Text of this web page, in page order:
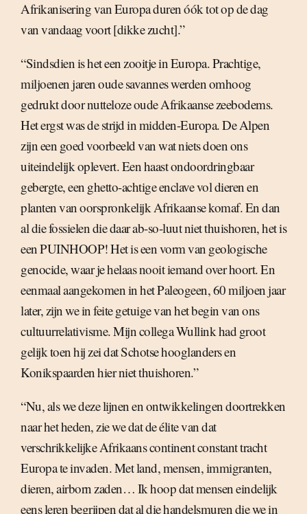
Afrikanisering van Europa duren óók tot op de dag
van vandaag voort [dikke zucht].”
“Sindsdien is het een zooitje in Europa. Prachtige,
miljoenen jaren oude savannes werden omhoog
gedrukt door nutteloze oude Afrikaanse zeebodems.
Het ergst was de strijd in midden-Europa. De Alpen
zijn een goed voorbeeld van wat niets doen ons
uiteindelijk oplevert. Een haast ondoordringbaar
gebergte, een ghetto-achtige enclave vol dieren en
planten van oorspronkelijk Afrikaanse komaf. En dan
al die fossielen die daar ab-so-luut niet thuishoren, het is
een PUINHOOP! Het is een vorm van geologische
genocide, waar je helaas nooit iemand over hoort. En
eenmaal aangekomen in het Paleogeen, 60 miljoen jaar
later, zijn we in feite getuige van het begin van ons
cultuurrelativisme. Mijn collega Wullink had groot
gelijk toen hij zei dat Schotse hooglanders en
Konikspaarden hier niet thuishoren.”
“Nu, als we deze lijnen en ontwikkelingen doortrekken
naar het heden, zie we dat de élite van dat
verschrikkelijke Afrikaans continent constant tracht
Europa te invaden. Met land, mensen, immigranten,
dieren, airborn zaden… Ik hoop dat mensen eindelijk
eens leren begrijpen dat al die handelsmuren die we in